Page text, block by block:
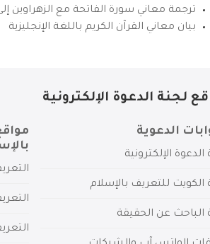
ترجمة معاني سورة الفاتحة مع الزهراوين إلى
بيان معاني القرآن الكريم باللغة الإنجليزية
لجنة الدعوة الإلكترونية
الدعوية
الدعوة الإلكترونية
الكويت للتعريف بالإسلام
الباحث عن الحقيقة